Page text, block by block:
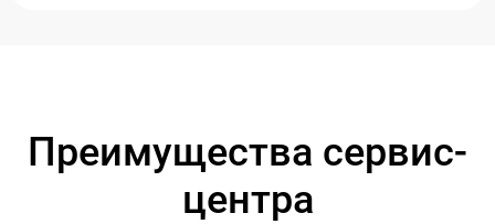
Преимущества сервис-
центра